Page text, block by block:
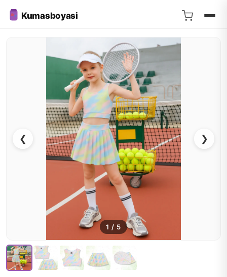
Kumasboyasi
❮ ❯
1 / 5